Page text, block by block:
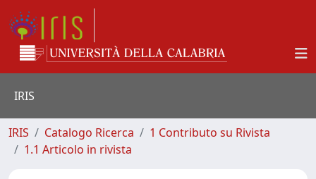
IRIS
IRIS Catalogo Ricerca
1 Contributo su Rivista
1.1 Articolo in rivista